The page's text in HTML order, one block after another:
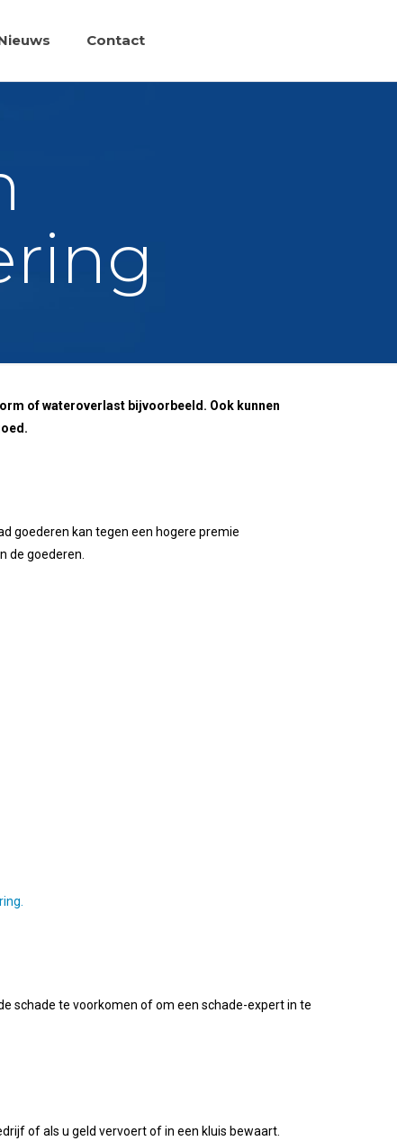
Contact
of wateroverlast bijvoorbeeld. Ook kunnen
goederen kan tegen een hogere premie
de goederen.
schade te voorkomen of om een schade-expert in te
of als u geld vervoert of in een kluis bewaart.